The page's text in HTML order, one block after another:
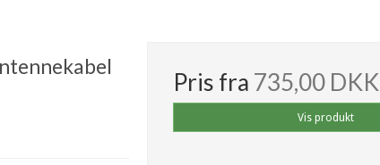
Pris fra 735,00 DKK
Vis produkt